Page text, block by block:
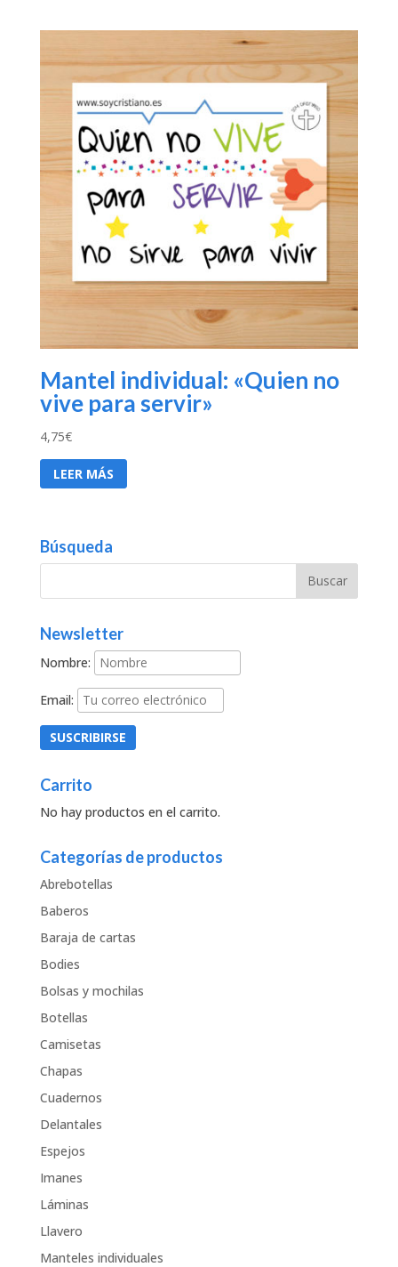
Mantel individual: «Quien no
vive para servir»
4,75€
LEER MÁS
Búsqueda
Newsletter
Nombre:
Email:
Carrito
No hay productos en el carrito.
Categorías de productos
Abrebotellas
Baberos
Baraja de cartas
Bodies
Bolsas y mochilas
Botellas
Camisetas
Chapas
Cuadernos
Delantales
Espejos
Imanes
Láminas
Llavero
Manteles individuales